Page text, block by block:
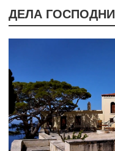
ДЕЛА ГОСПОДНИ